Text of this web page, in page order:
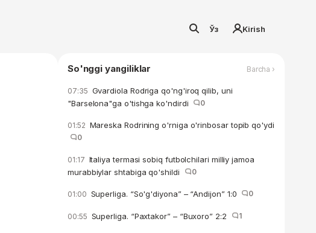
Ўз Kirish
So'nggi yangiliklar Barcha ›
07:35 Gvardiola Rodriga qo'ng'iroq qilib, uni
"Barselona"ga o'tishga ko'ndirdi
0
01:52 Mareska Rodrining o'rniga o'rinbosar topib qo'ydi
0
01:17 Italiya termasi sobiq futbolchilari milliy jamoa
murabbiylar shtabiga qo'shildi
0
01:00 Superliga. “So'g'diyona” – “Andijon” 1:0 0
00:55 Superliga. “Paxtakor” – “Buxoro” 2:2 1